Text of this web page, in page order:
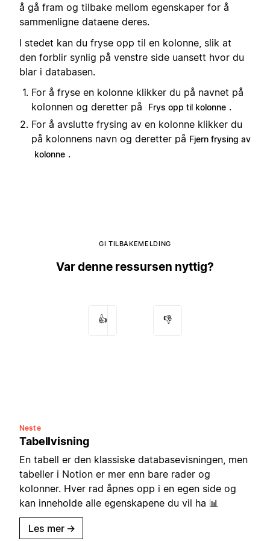
å gå fram og tilbake mellom egenskaper for å
sammenligne dataene deres.
I stedet kan du fryse opp til en kolonne, slik at
den forblir synlig på venstre side uansett hvor du
blar i databasen.
For å fryse en kolonne klikker du på navnet på
kolonnen og deretter på
Frys opp til kolonne .
For å avslutte frysing av en kolonne klikker du
på kolonnens navn og deretter på Fjern frysing av
kolonne .
GI TILBAKEMELDING
Var denne ressursen nyttig?
👍 👎
Neste
Tabellvisning
En tabell er den klassiske databasevisningen, men
tabeller i Notion er mer enn bare rader og
kolonner. Hver rad åpnes opp i en egen side og
kan inneholde alle egenskapene du vil ha 📊
Les mer →